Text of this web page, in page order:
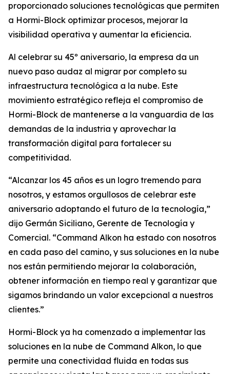
proporcionado soluciones tecnológicas que permiten
a Hormi-Block optimizar procesos, mejorar la
visibilidad operativa y aumentar la eficiencia.
Al celebrar su 45º aniversario, la empresa da un
nuevo paso audaz al migrar por completo su
infraestructura tecnológica a la nube. Este
movimiento estratégico refleja el compromiso de
Hormi-Block de mantenerse a la vanguardia de las
demandas de la industria y aprovechar la
transformación digital para fortalecer su
competitividad.
“Alcanzar los 45 años es un logro tremendo para
nosotros, y estamos orgullosos de celebrar este
aniversario adoptando el futuro de la tecnología,”
dijo Germán Siciliano, Gerente de Tecnología y
Comercial. “Command Alkon ha estado con nosotros
en cada paso del camino, y sus soluciones en la nube
nos están permitiendo mejorar la colaboración,
obtener información en tiempo real y garantizar que
sigamos brindando un valor excepcional a nuestros
clientes.”
Hormi-Block ya ha comenzado a implementar las
soluciones en la nube de Command Alkon, lo que
permite una conectividad fluida en todas sus